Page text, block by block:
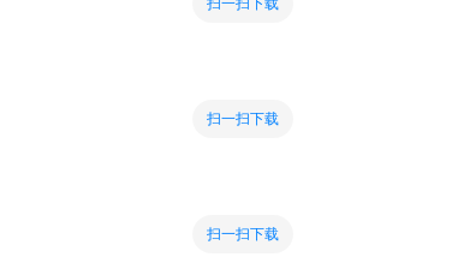
扫一扫下载
扫一扫下载